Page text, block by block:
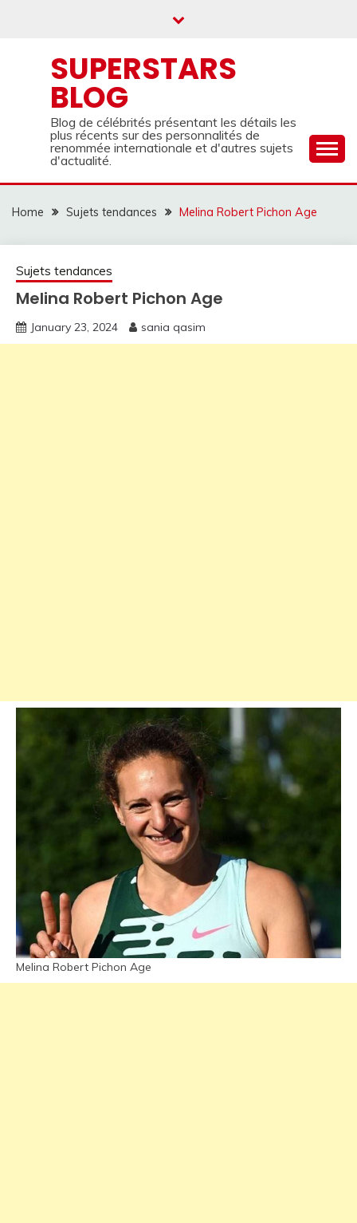
SUPERSTARS
BLOG
Blog de célébrités présentant les détails les
plus récents sur des personnalités de
renommée internationale et d'autres sujets
d'actualité.
Home Sujets tendances Melina Robert Pichon Age
Sujets tendances
Melina Robert Pichon Age
January 23, 2024 sania qasim
Melina Robert Pichon Age